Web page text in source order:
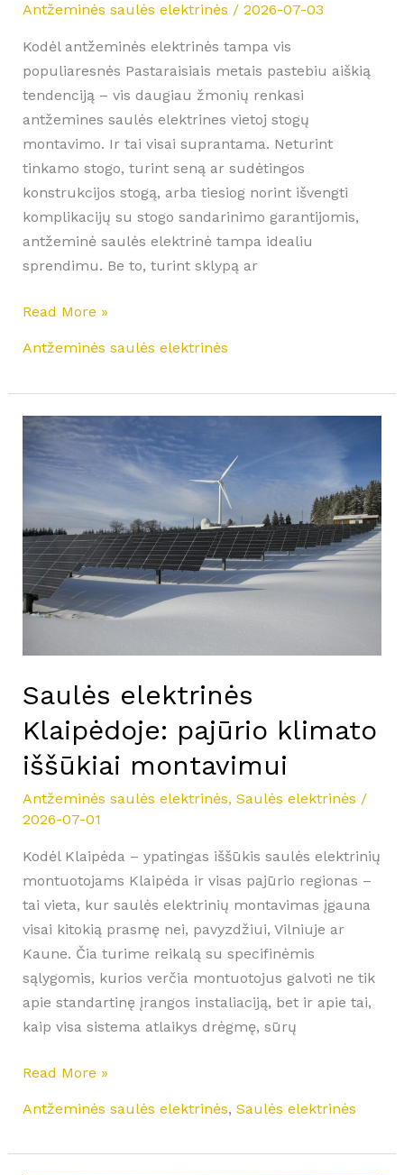
Antžeminės saulės elektrinės / 2026-07-03
Kodėl antžeminės elektrinės tampa vis
populiaresnės Pastaraisiais metais pastebiu aiškią
tendenciją – vis daugiau žmonių renkasi
antžemines saulės elektrines vietoj stogų
montavimo. Ir tai visai suprantama. Neturint
tinkamo stogo, turint seną ar sudėtingos
konstrukcijos stogą, arba tiesiog norint išvengti
komplikacijų su stogo sandarinimo garantijomis,
antžeminė saulės elektrinė tampa idealiu
sprendimu. Be to, turint sklypą ar
Read More »
Antžeminės saulės elektrinės
Saulės elektrinės
Klaipėdoje: pajūrio klimato
iššūkiai montavimui
Antžeminės saulės elektrinės, Saulės elektrinės /
2026-07-01
Kodėl Klaipėda – ypatingas iššūkis saulės elektrinių
montuotojams Klaipėda ir visas pajūrio regionas –
tai vieta, kur saulės elektrinių montavimas įgauna
visai kitokią prasmę nei, pavyzdžiui, Vilniuje ar
Kaune. Čia turime reikalą su specifinėmis
sąlygomis, kurios verčia montuotojus galvoti ne tik
apie standartinę įrangos instaliaciją, bet ir apie tai,
kaip visa sistema atlaikys drėgmę, sūrų
Saulės
elektrinės
klimato
iššūkiai
montavimui
Read More »
Antžeminės saulės elektrinės, Saulės elektrinės